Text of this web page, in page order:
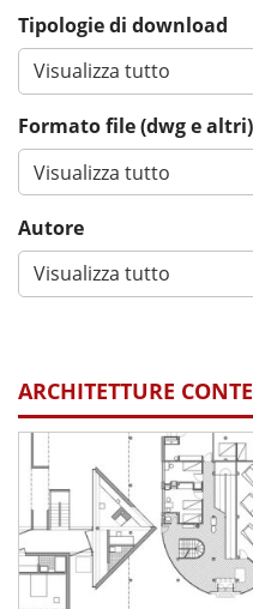
Toyota
Volkswagen
Volvo
Tipologie di download
Formato file (dwg e altri)
Autore
ARCHITETTURE